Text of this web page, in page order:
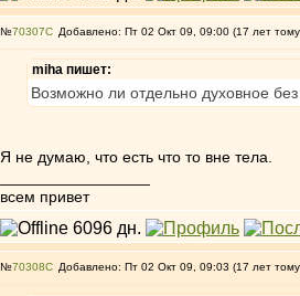
№70307 Добавлено: Пт 02 Окт 09, 09:00 (17 лет
miha пишет:
Возможно ли отдельно духовное без
Я не думаю, что есть что то вне тела.
всем привет
№70308 Добавлено: Пт 02 Окт 09, 09:03 (17 лет